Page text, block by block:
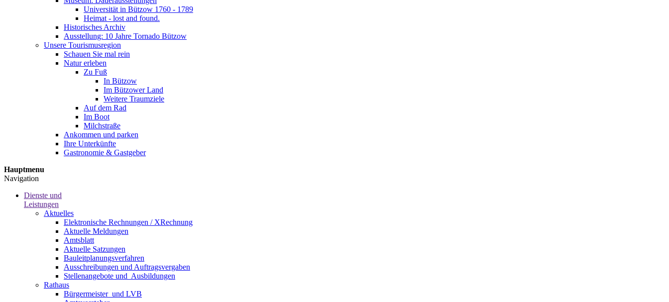
Universität in Bützow 1760 - 1789
Heimat - lost and found.
Historisches Archiv
Ausstellung: 10 Jahre Tornado Bützow
Unsere Tourismusregion
Schauen Sie mal rein
Natur erleben
Zu Fuß
In Bützow
Im Bützower Land
Weitere Traumziele
Auf dem Rad
Im Boot
Milchstraße
Ankommen und parken
Ihre Unterkünfte
Gastronomie & Gastgeber
Hauptmenu
Navigation
Dienste und
Leistungen
Aktuelles
Elektronische Rechnungen / XRechnung
Aktuelle Meldungen
Amtsblatt
Aktuelle Satzungen
Bauleitplanungsverfahren
Ausschreibungen und Auftragsvergaben
Stellenangebote und ­­ Ausbildungen
Rathaus
Bürgermeister ­ und LVB